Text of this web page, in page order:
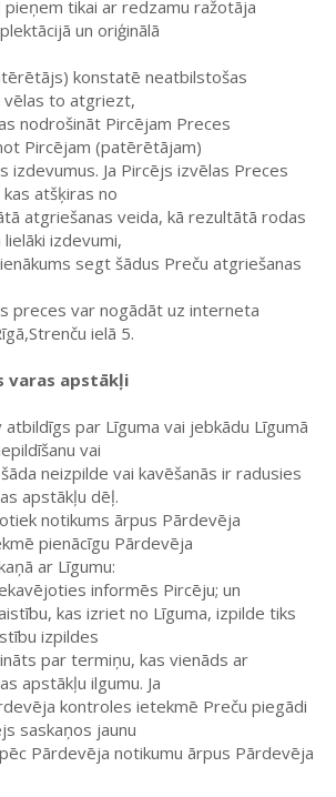
pieņem tikai ar redzamu ražotāja
un oriģinālā
konstatē neatbilstošas
vēlas to atgriezt,
nodrošināt Pircējam Preces
Pircējam (patērētājam)
izdevumus. Ja Pircējs izvēlas Preces
atšķiras no
atgriešanas veida, kā rezultātā rodas
izdevumi,
segt šādus Preču atgriešanas
preces var nogādāt uz interneta
ielā 5.
varas apstākļi
par Līguma vai jebkādu Līgumā
vai
neizpilde vai kavēšanās ir radusies
apstākļu dēļ.
notikums ārpus Pārdevēja
pienācīgu Pārdevēja
ar Līgumu:
informēs Pircēju; un
kas izriet no Līguma, izpilde tiks
izpildes
par termiņu, kas vienāds ar
apstākļu ilgumu. Ja
kontroles ietekmē Preču piegādi
saskaņos jaunu
Pārdevēja notikumu ārpus Pārdevēja